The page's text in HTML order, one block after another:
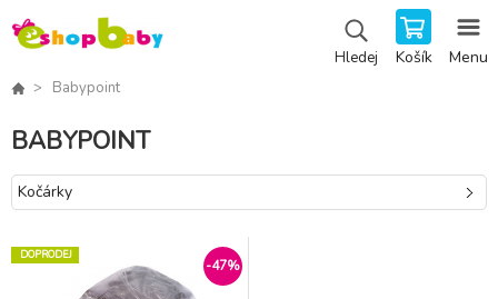
Hledej Košík Menu
Babypoint
BABYPOINT
Kočárky
DOPRODEJ
-47%